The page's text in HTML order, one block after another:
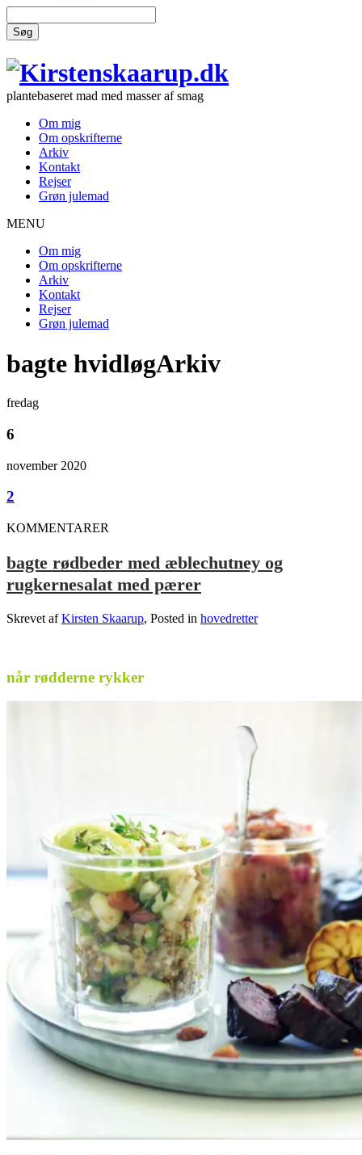
Søg
plantebaseret mad med masser af smag
Om mig
Om opskrifterne
Arkiv
Kontakt
Rejser
Grøn julemad
MENU
Om mig
Om opskrifterne
Arkiv
Kontakt
Rejser
Grøn julemad
bagte hvidløgArkiv
fredag
6
november 2020
2
KOMMENTARER
bagte rødbeder med æblechutney og
rugkernesalat med pærer
Skrevet afKirsten Skaarup, Posted in hovedretter
når rødderne rykker